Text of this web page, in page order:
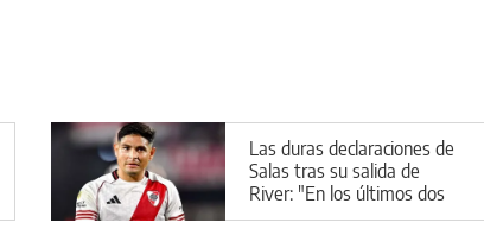
Las duras declaraciones de
Salas tras su salida de
River: "En los últimos dos
meses no me sentí jugador"